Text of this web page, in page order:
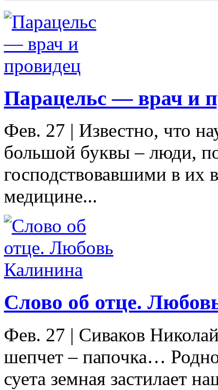
Парацельс — врач и
Фев. 27 | Известно, что
большой буквы – люди,
господствовавшими в их
медицине...
Слово об отце.
Фев. 27 | Сиваков
шепчет – папочка…
суета земная застилает